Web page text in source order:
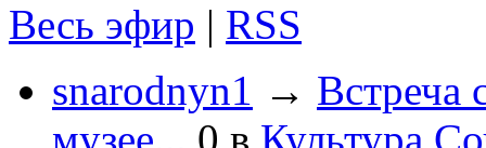
Весь эфир | RSS
snarodnyn1 → Встреча